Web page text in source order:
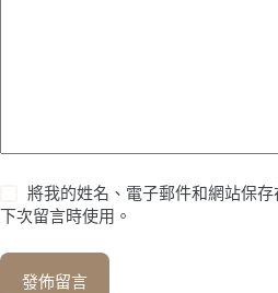
將我的姓名、電子郵件和網站保
下次留言時使用。
發佈留言